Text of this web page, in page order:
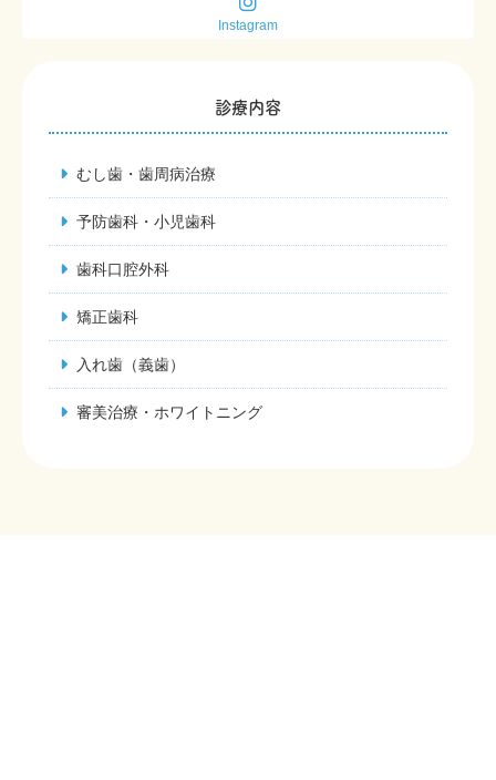
Instagram
診療内容
むし歯・歯周病治療
予防歯科・小児歯科
歯科口腔外科
矯正歯科
入れ歯（義歯）
審美治療・ホワイトニング